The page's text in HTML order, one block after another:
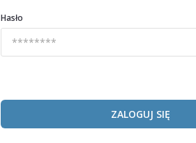
Hasło
ZALOGUJ SIĘ